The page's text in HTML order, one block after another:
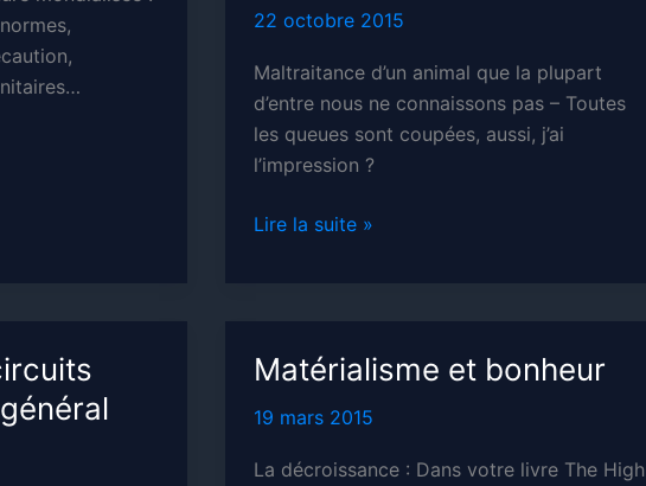
22 octobre 2015
Maltraitance d’un animal que la plupart
d’entre nous ne connaissons pas – Toutes
les queues sont coupées, aussi, j’ai
l’impression ?
Bien-
l’exemple
du
Lire la suite »
Matérialisme et bonheur
19 mars 2015
La décroissance : Dans votre livre The High